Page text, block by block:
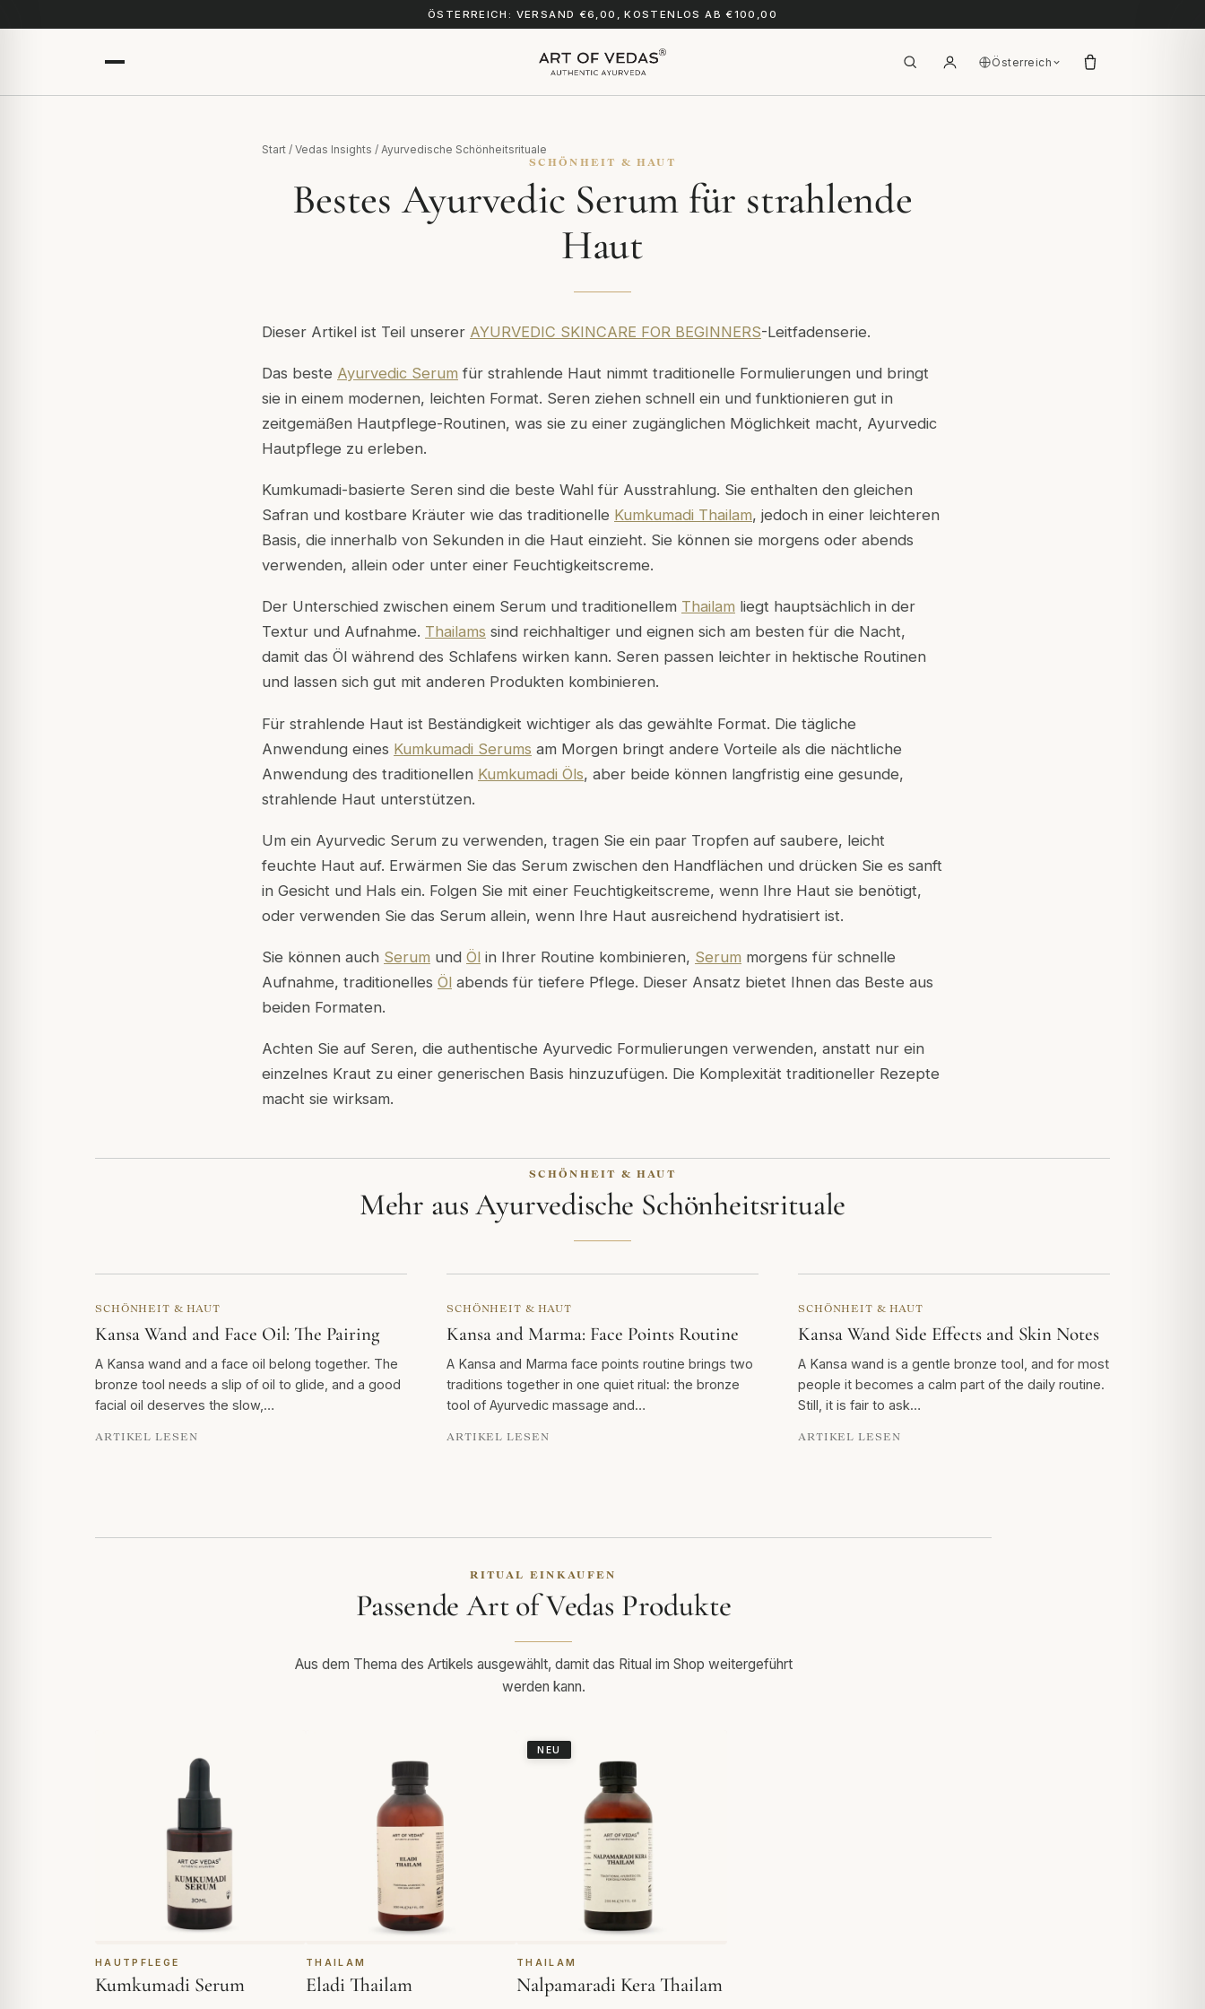
ÖSTERREICH: VERSAND €6,00, KOSTENLOS AB €100,00
Österreich
Start / Vedas Insights / Ayurvedische Schönheitsrituale
SCHÖNHEIT & HAUT
Bestes Ayurvedic Serum für strahlende
Haut
Dieser Artikel ist Teil unserer AYURVEDIC SKINCARE FOR BEGINNERS-Leitfadenserie.
Das beste Ayurvedic Serum für strahlende Haut nimmt traditionelle Formulierungen und bringt
sie in einem modernen, leichten Format. Seren ziehen schnell ein und funktionieren gut in
zeitgemäßen Hautpflege-Routinen, was sie zu einer zugänglichen Möglichkeit macht, Ayurvedic
Hautpflege zu erleben.
Kumkumadi-basierte Seren sind die beste Wahl für Ausstrahlung. Sie enthalten den gleichen
Safran und kostbare Kräuter wie das traditionelle Kumkumadi Thailam, jedoch in einer leichteren
Basis, die innerhalb von Sekunden in die Haut einzieht. Sie können sie morgens oder abends
verwenden, allein oder unter einer Feuchtigkeitscreme.
Der Unterschied zwischen einem Serum und traditionellem Thailam liegt hauptsächlich in der
Textur und Aufnahme. Thailams sind reichhaltiger und eignen sich am besten für die Nacht,
damit das Öl während des Schlafens wirken kann. Seren passen leichter in hektische Routinen
und lassen sich gut mit anderen Produkten kombinieren.
Für strahlende Haut ist Beständigkeit wichtiger als das gewählte Format. Die tägliche
Anwendung eines Kumkumadi Serums am Morgen bringt andere Vorteile als die nächtliche
Anwendung des traditionellen Kumkumadi Öls, aber beide können langfristig eine gesunde,
strahlende Haut unterstützen.
Um ein Ayurvedic Serum zu verwenden, tragen Sie ein paar Tropfen auf saubere, leicht
feuchte Haut auf. Erwärmen Sie das Serum zwischen den Handflächen und drücken Sie es sanft
in Gesicht und Hals ein. Folgen Sie mit einer Feuchtigkeitscreme, wenn Ihre Haut sie benötigt,
oder verwenden Sie das Serum allein, wenn Ihre Haut ausreichend hydratisiert ist.
Sie können auch Serum und Öl in Ihrer Routine kombinieren, Serum morgens für schnelle
Aufnahme, traditionelles Öl abends für tiefere Pflege. Dieser Ansatz bietet Ihnen das Beste aus
beiden Formaten.
Achten Sie auf Seren, die authentische Ayurvedic Formulierungen verwenden, anstatt nur ein
einzelnes Kraut zu einer generischen Basis hinzuzufügen. Die Komplexität traditioneller Rezepte
macht sie wirksam.
SCHÖNHEIT & HAUT
Mehr aus Ayurvedische Schönheitsrituale
SCHÖNHEIT & HAUT
Kansa Wand and Face Oil: The Pairing
A Kansa wand and a face oil belong together. The
bronze tool needs a slip of oil to glide, and a good
facial oil deserves the slow,…
ARTIKEL LESEN
SCHÖNHEIT & HAUT
Kansa and Marma: Face Points Routine
A Kansa and Marma face points routine brings two
traditions together in one quiet ritual: the bronze
tool of Ayurvedic massage and…
ARTIKEL LESEN
SCHÖNHEIT & HAUT
Kansa Wand Side Effects and Skin Notes
A Kansa wand is a gentle bronze tool, and for most
people it becomes a calm part of the daily routine.
Still, it is fair to ask…
ARTIKEL LESEN
RITUAL EINKAUFEN
Passende Art of Vedas Produkte
Aus dem Thema des Artikels ausgewählt, damit das Ritual im Shop weitergeführt
werden kann.
HAUTPFLEGE
Kumkumadi Serum
THAILAM
Eladi Thailam
NEU
THAILAM
Nalpamaradi Kera Thailam